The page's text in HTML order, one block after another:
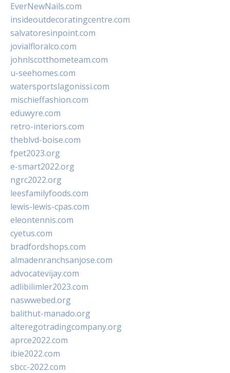
EverNewNails.com
insideoutdecoratingcentre.com
salvatoresinpoint.com
jovialfloralco.com
johnlscotthometeam.com
u-seehomes.com
watersportslagonissi.com
mischieffashion.com
eduwyre.com
retro-interiors.com
theblvd-boise.com
fpet2023.org
e-smart2022.org
ngrc2022.org
leesfamilyfoods.com
lewis-lewis-cpas.com
eleontennis.com
cyetus.com
bradfordshops.com
almadenranchsanjose.com
advocatevijay.com
adlibilimler2023.com
naswwebed.org
balithut-manado.org
alteregotradingcompany.org
aprce2022.com
ibie2022.com
sbcc-2022.com